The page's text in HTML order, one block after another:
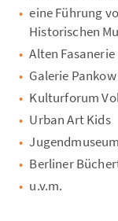
eine Führung
Historischen
Alten Fasanerie
Galerie Pankow
Kulturforum
Urban Art Kids
Berliner
u.v.m.